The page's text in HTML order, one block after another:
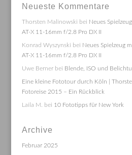
Neueste Kommentare
Thorsten Malinowski bei Neues
AT-X 11-16mm f/2.8 Pro DX II
Konrad Wyszynski bei Neues Spielzeug
AT-X 11-16mm f/2.8 Pro DX II
Uwe Bernerbei Blende, ISO und
Eine kleine Fototour durch Köln |
Fotoreise 2015 – Ein Rückblick
Laila M. bei 10 Fototipps für New York
Archive
Februar 2025